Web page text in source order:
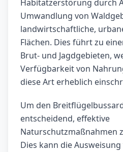
Habitatzerstörung durch
Umwandlung von
landwirtschaftliche,
Flächen. Dies führt zu
Brut- und Jagdgebieten,
Verfügbarkeit von
diese Art erheblich
Um den
entscheidend, effektive
Naturschutzmaßnahmen
Dies kann die